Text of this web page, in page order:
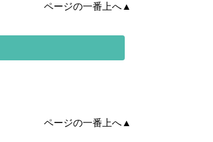
ページの一番上へ▲
ページの一番上へ▲